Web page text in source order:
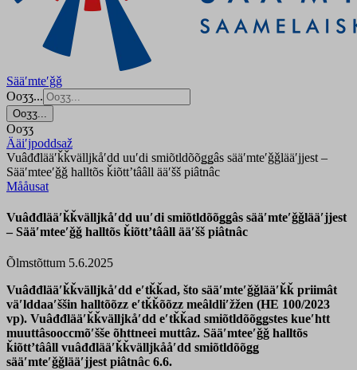
Sääʹmteʹǧǧ
Ooʒʒ...
Ooʒʒ...
Ooʒʒ
Ääiʹjpoddsaž
Vuâđđlääʹǩǩvälljkåʹdd uuʹdi smiõtldõõǥǥâs sääʹmteʹǧǧlääʹjjest –
Sääʹmteeʹǧǧ halltõs ǩiõttʼtââll ääʹšš piâtnâc
Mååusat
Vuâđđlääʹǩǩvälljkåʹdd uuʹdi smiõtldõõǥǥâs sääʹmteʹǧǧlääʹjjest
– Sääʹmteeʹǧǧ halltõs ǩiõttʼtââll ääʹšš piâtnâc
Õlmstõttum 5.6.2025
Vuâđđlääʹǩǩvälljkåʹdd eʹtǩǩad, što sääʹmteʹǧǧlääʹǩǩ priimât
väʹlddaaʹššin halltõõzz eʹtǩǩõõzz meâldliʹžžen (HE 100/2023
vp). Vuâđđlääʹǩǩvälljkåʹdd eʹtǩǩad smiõtldõõǥǥstes kueʹhtt
muuttâsooccmõʹšše õhttneei muttâz. Sääʹmteeʹǧǧ halltõs
ǩiõttʼtââll vuâđđlääʹǩǩvälljkååʹdd smiõtldõõǥǥ
sääʹmteʹǧǧlääʹjjest piâtnâc 6.6.